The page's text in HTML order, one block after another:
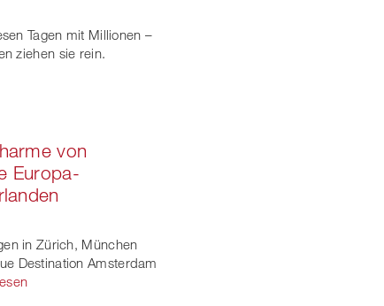
Tagen mit Millionen –
ziehen sie rein.
von
Europa-
in Zürich, München
Destination Amsterdam